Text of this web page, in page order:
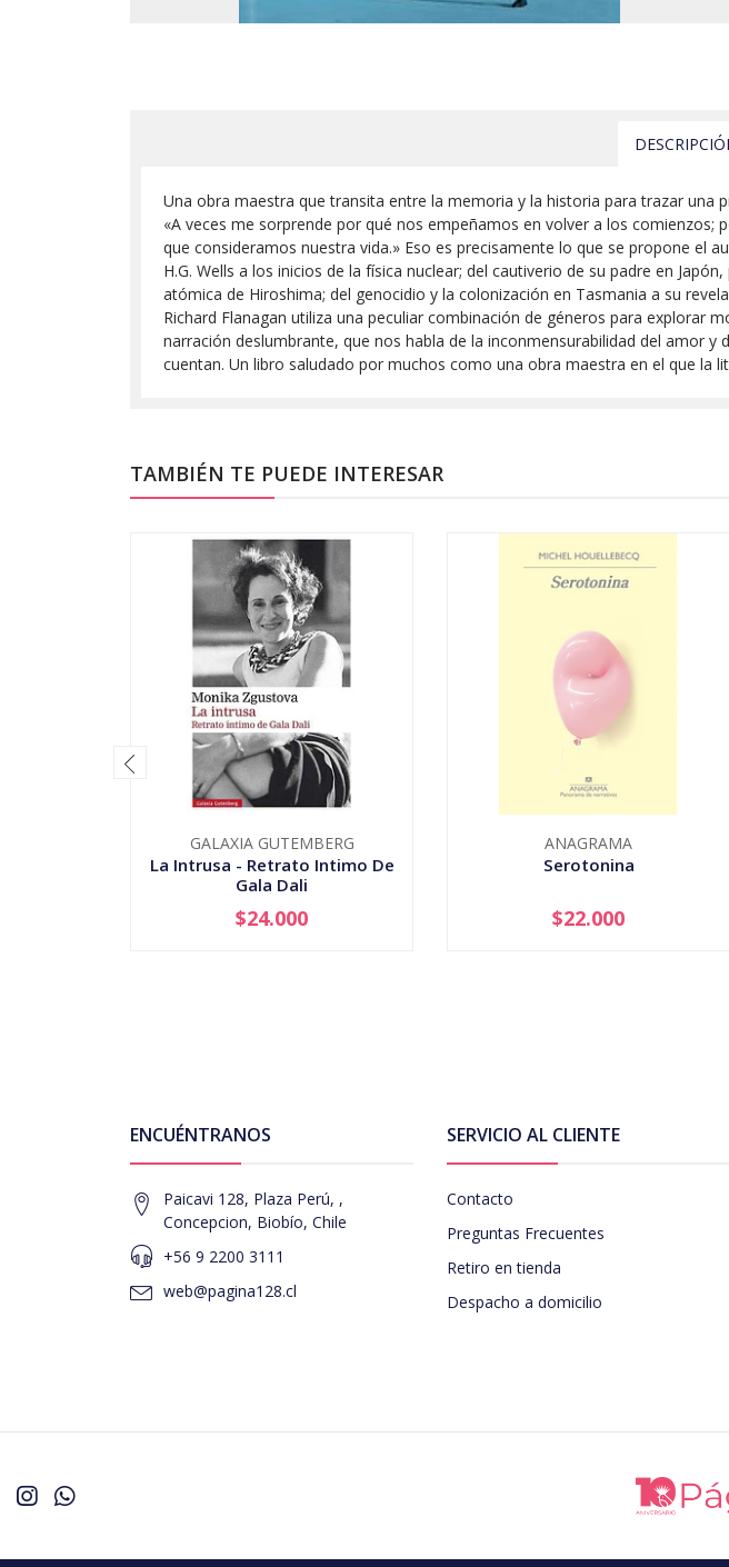
Una obra maestra que transita entre la memoria y la historia para trazar una
«A veces me sorprende por qué nos empeñamos en volver a los
que consideramos nuestra vida.» Eso es precisamente lo que se propone el
H.G. Wells a los inicios de la física nuclear; del cautiverio de su padre en
atómica de Hiroshima; del genocidio y la colonización en Tasmania a su
Richard Flanagan utiliza una peculiar combinación de géneros para explorar
narración deslumbrante, que nos habla de la inconmensurabilidad del amor
cuentan. Un libro saludado por muchos como una obra maestra en el que la
TAMBIÉN TE PUEDE INTERESAR
GALAXIA GUTEMBERG
La Intrusa - Retrato Intimo De
Gala Dali
+
$24.000
ANAGRAMA
Serotonina
AGOTADO
$22.000
ENCUÉNTRANOS
Paicavi 128, Plaza Perú, ,
Concepcion, Biobío, Chile
+56 9 2200 3111
web@pagina128.cl
SERVICIO AL CLIENTE
Contacto
Preguntas Frecuentes
Retiro en tienda
Despacho a domicilio